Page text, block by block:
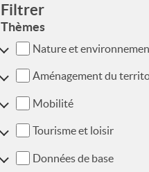
Filtrer
Thèmes
Nature et
Aménagement du
Mobilité
Tourisme et loisir
Données de base